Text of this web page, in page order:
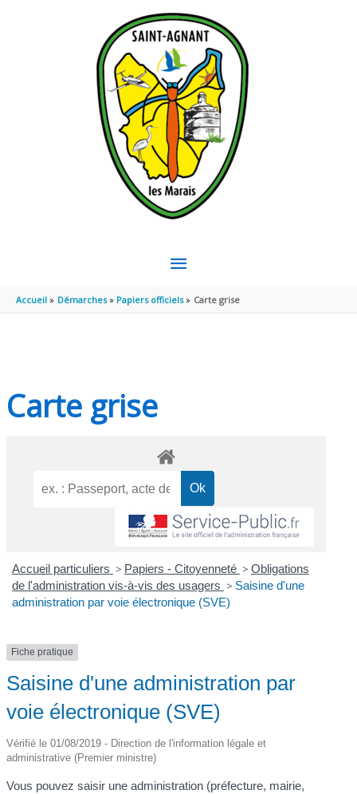
MENU
PRINCIPAL
Accueil Démarches Papiers officiels Carte grise
Carte grise
Accueil particuliers > Papiers - Citoyenneté > Obligations
de l'administration vis-à-vis des usagers > Saisine d'une
administration par voie électronique (SVE)
Fiche pratique
Saisine d'une administration par
voie électronique (SVE)
Vérifié le 01/08/2019 - Direction de l'information légale et
administrative (Premier ministre)
Vous pouvez saisir une administration (préfecture, mairie,